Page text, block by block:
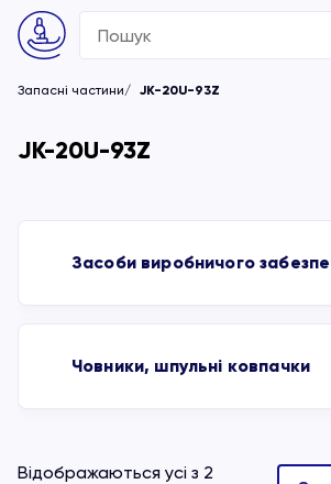
Search
for:
Запасні частини JK-20U-93Z
JK-20U-93Z
Засоби виробничого
Човники, шпульні ковпачки
Відображаються усі з 2